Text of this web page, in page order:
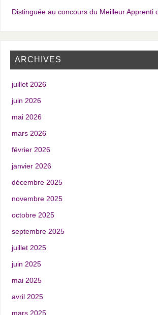
Distinguée au concours du Meilleur Apprenti
ARCHIVES
juillet 2026
juin 2026
mai 2026
mars 2026
février 2026
janvier 2026
décembre 2025
novembre 2025
octobre 2025
septembre 2025
juillet 2025
juin 2025
mai 2025
avril 2025
mars 2025